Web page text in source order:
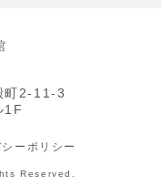
町2-11-3
1F
ーポリシー
Reserved.